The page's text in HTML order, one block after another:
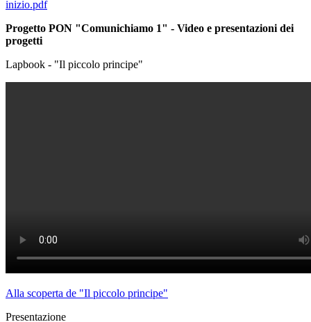
inizio.pdf
Progetto PON "Comunichiamo 1" - Video e presentazioni dei
progetti
Lapbook - "Il piccolo principe"
Alla scoperta de "Il piccolo principe"
Presentazione